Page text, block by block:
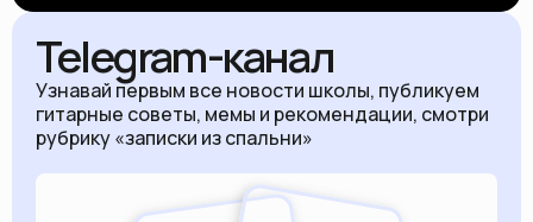
Telegram-канал
Узнавай первым все новости школы, публикуем
гитарные советы, мемы и рекомендации, смотри
рубрику «записки из спальни»